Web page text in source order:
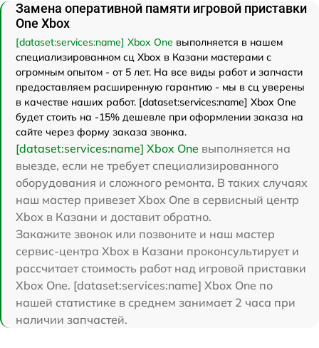
Замена оперативной памяти игровой приставки
One Xbox
[dataset:services:name] Xbox One выполняется в нашем
специализированном сц Xbox в Казани мастерами с
огромным опытом - от 5 лет. На все виды работ и запчасти
предоставляем расширенную гарантию - мы в сц уверены
в качестве наших работ. [dataset:services:name] Xbox One
будет стоить на -15% дешевле при оформлении заказа на
сайте через форму заказа звонка.
[dataset:services:name] Xbox One выполняется на
выезде, если не требует специализированного
оборудования и сложного ремонта. В таких случаях
наш мастер привезет Xbox One в сервисный центр
Xbox в Казани и доставит обратно.
Закажите звонок или позвоните и наш мастер
сервис-центра Xbox в Казани проконсультирует и
рассчитает стоимость работ над игровой приставки
Xbox One. [dataset:services:name] Xbox One по
нашей статистике в среднем занимает 2 часа при
наличии запчастей.